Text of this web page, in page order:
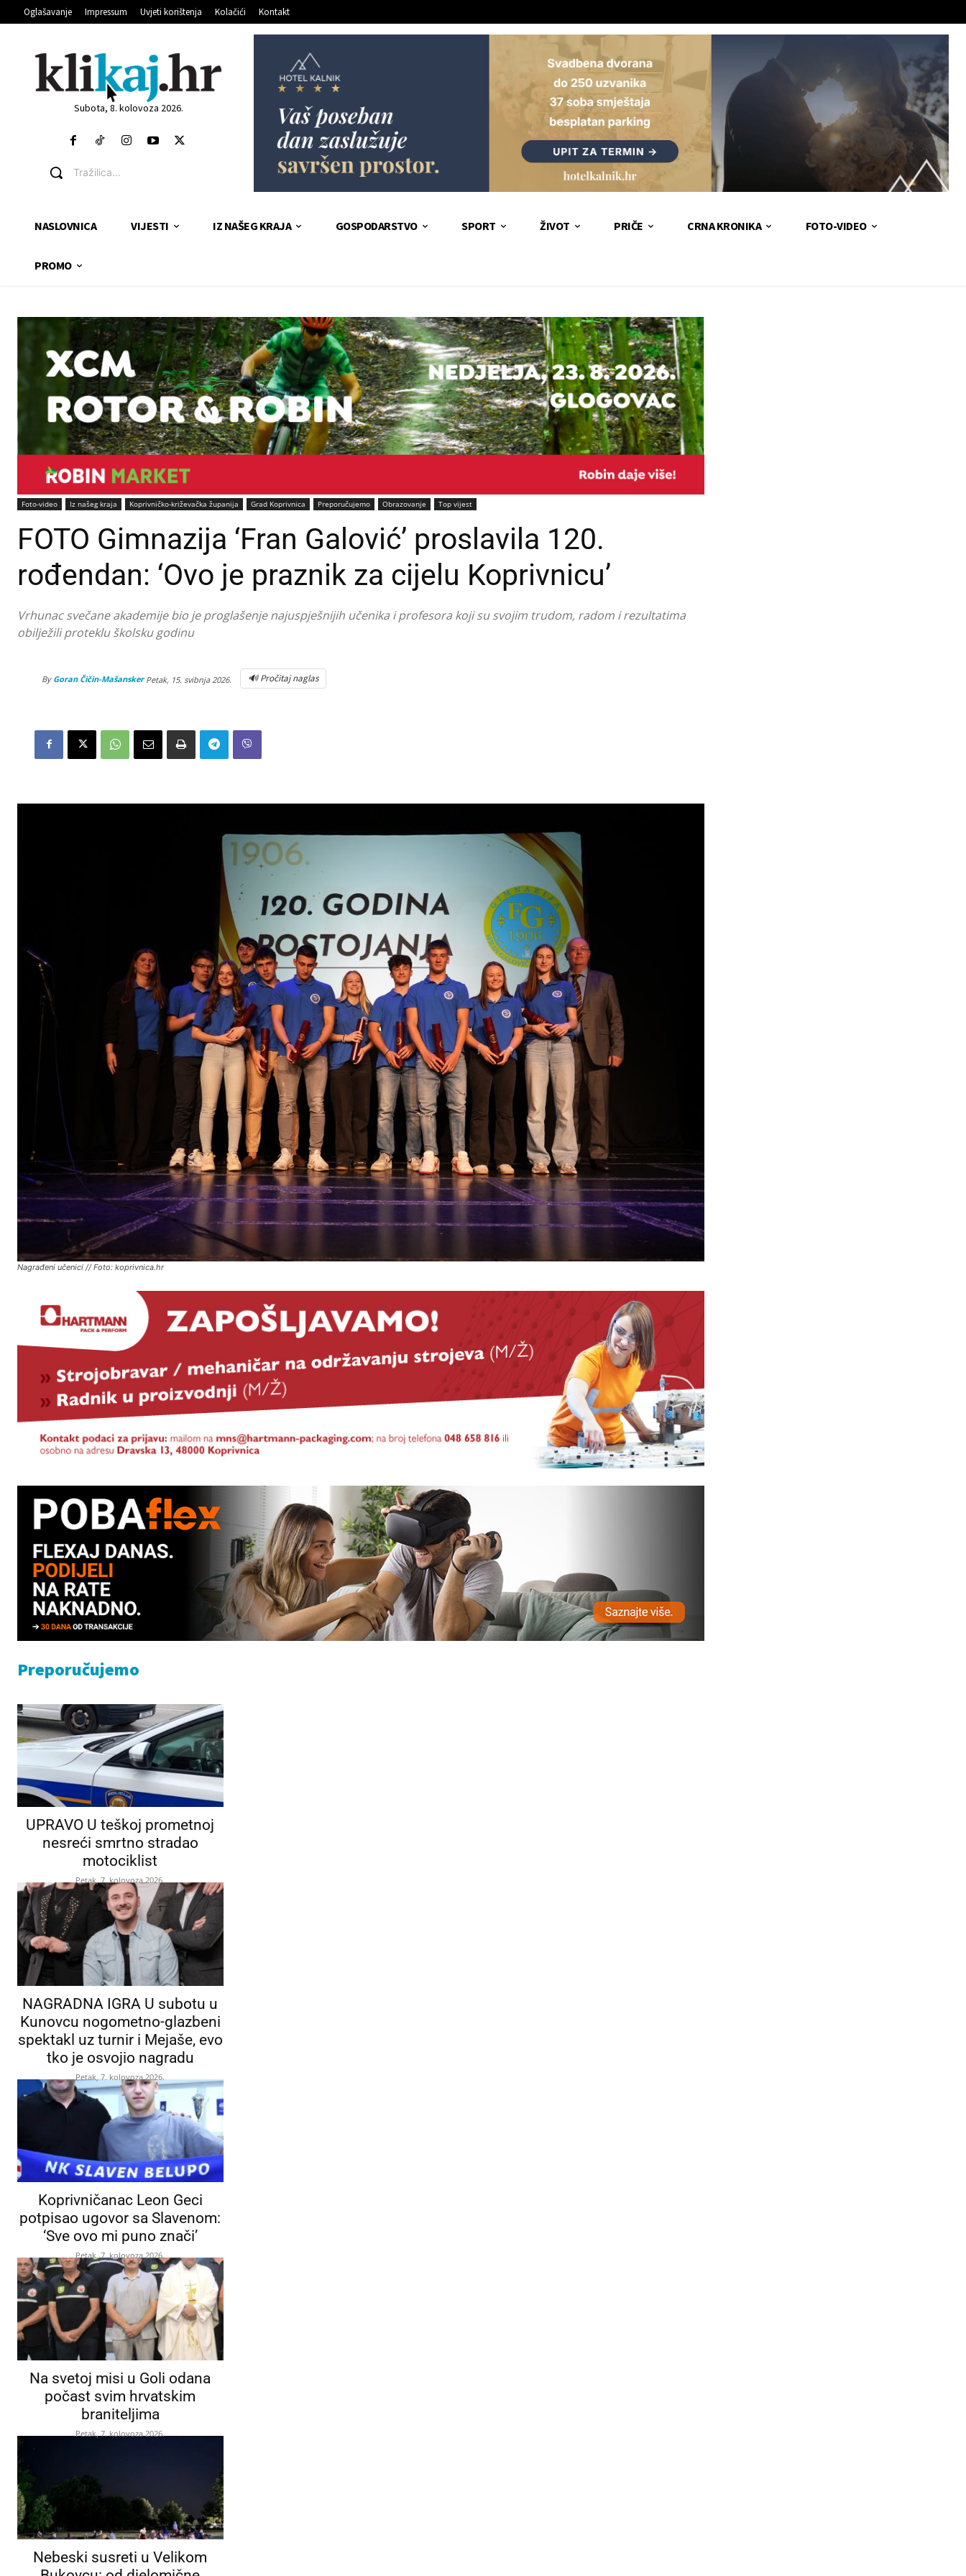
Oglašavanje Impressum Uvjeti korištenja Kolačići Kontakt
Subota, 8. kolovoza 2026.
Tražilica...
NASLOVNICA VIJESTI IZ NAŠEG KRAJA GOSPODARSTVO SPORT ŽIVOT PRIČE CRNA KRONIKA FOTO-VIDEO
PROMO
Foto-video Iz našeg kraja Koprivničko-križevačka županija Grad Koprivnica Preporučujemo Obrazovanje Top vijest
FOTO Gimnazija ‘Fran Galović’ proslavila 120.
rođendan: ‘Ovo je praznik za cijelu Koprivnicu’
Vrhunac svečane akademije bio je proglašenje najuspješnijih učenika i profesora koji su svojim trudom, radom i rezultatima
obilježili proteklu školsku godinu
By Goran Čičin-Mašansker Petak, 15. svibnja 2026. 🔊 Pročitaj naglas
Nagrađeni učenici // Foto: koprivnica.hr
Preporučujemo
UPRAVO U teškoj prometnoj
nesreći smrtno stradao
motociklist
Petak, 7. kolovoza 2026.
NAGRADNA IGRA U subotu u
Kunovcu nogometno-glazbeni
spektakl uz turnir i Mejaše, evo
tko je osvojio nagradu
Petak, 7. kolovoza 2026.
Koprivničanac Leon Geci
potpisao ugovor sa Slavenom:
‘Sve ovo mi puno znači’
Petak, 7. kolovoza 2026.
Na svetoj misi u Goli odana
počast svim hrvatskim
braniteljima
Petak, 7. kolovoza 2026.
Nebeski susreti u Velikom